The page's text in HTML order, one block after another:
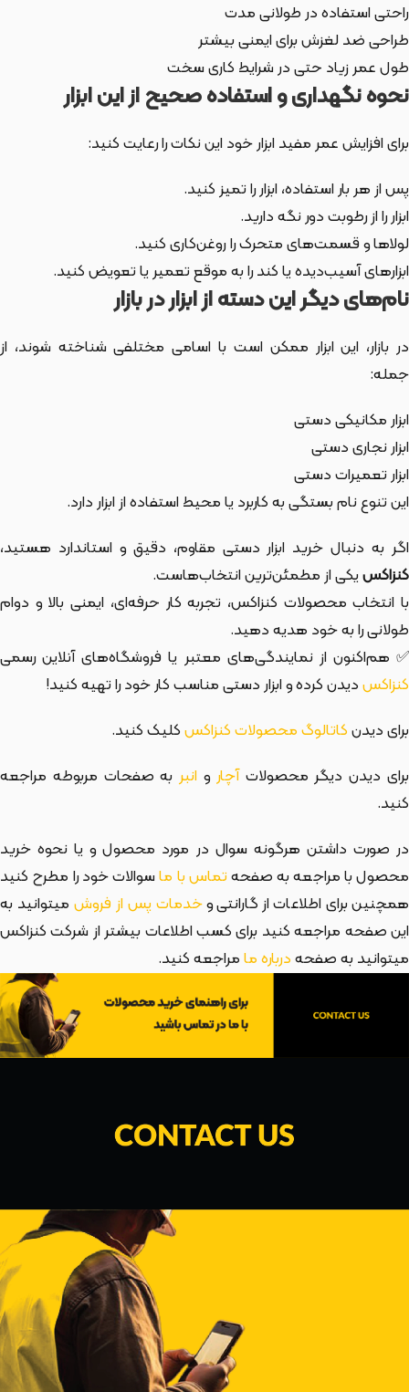
راحتی استفاده در طولانی مدت
طراحی ضد لغزش برای ایمنی بیشتر
طول عمر زیاد حتی در شرایط کاری سخت
نحوه نگهداری و استفاده صحیح از این ابزار
برای افزایش عمر مفید ابزار خود این نکات را رعایت کنید:
پس از هر بار استفاده، ابزار را تمیز کنید.
ابزار را از رطوبت دور نگه دارید.
لولاها و قسمت‌های متحرک را روغن‌کاری کنید.
ابزارهای آسیب‌دیده یا کند را به موقع تعمیر یا تعویض کنید.
نام‌های دیگر این دسته از ابزار در بازار
در بازار، این ابزار ممکن است با اسامی مختلفی شناخته شوند، از
جمله:
ابزار مکانیکی دستی
ابزار نجاری دستی
ابزار تعمیرات دستی
این تنوع نام بستگی به کاربرد یا محیط استفاده از ابزار دارد.
اگر به دنبال خرید ابزار دستی مقاوم، دقیق و استاندارد هستید،
کنزاکسیکی از مطمئن‌ترین انتخاب‌هاست.
با انتخاب محصولات کنزاکس، تجربه کار حرفه‌ای، ایمنی بالا و دوام
طولانی را به خود هدیه دهید.
✅ هم‌اکنون از نمایندگی‌های معتبر یا فروشگاه‌های آنلاین رسمی
کنزاکسدیدن کرده و ابزار دستی مناسب کار خود را تهیه کنید!
برای دیدنکاتالوگ محصولات کنزاکسکلیک کنید.
برای دیدن دیگر محصولاتآچار و انبربه صفحات مربوطه مراجعه
کنید.
در صورت داشتن هرگونه سوال در مورد محصول و یا نحوه خرید
محصول با مراجعه به صفحهتماس با ماسوالات خود را مطرح کنید
همچنین برای اطلاعات از گارانتی وخدمات پس از فروش میتوانید به
این صفحه مراجعه کنید برای کسب اطلاعات بیشتر از شرکت کنزاکس
میتوانید به صفحهدرباره مامراجعه کنید.